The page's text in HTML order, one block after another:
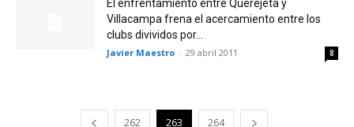
El enfrentamiento entre Querejeta y
Villacampa frena el acercamiento entre los
clubs divividos por...
Javier Maestro - 29 abril 2011 8
262 263 264